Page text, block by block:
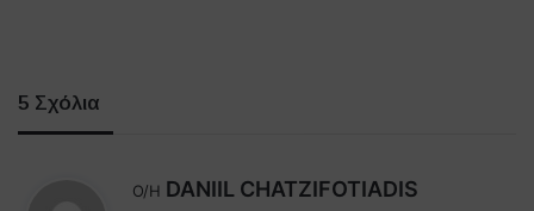
5 Σχόλια
Ο/Η DANIIL CHATZIFOTIADIS